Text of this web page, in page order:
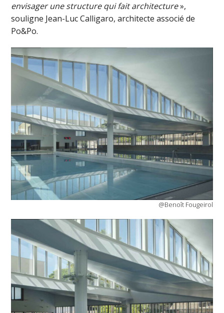
envisager une structure qui fait architecture»,
souligne Jean-Luc Calligaro, architecte associé de
Po&Po.
@Benoît Fougeirol